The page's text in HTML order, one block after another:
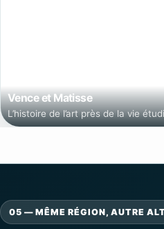
Vence et Matisse
L’histoire de l’art près de la vie
05 — MÊME RÉGION, AUTRE